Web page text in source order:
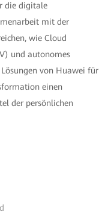
die digitale
mit der
wie Cloud
und autonomes
von Huawei für
einen
der persönlichen